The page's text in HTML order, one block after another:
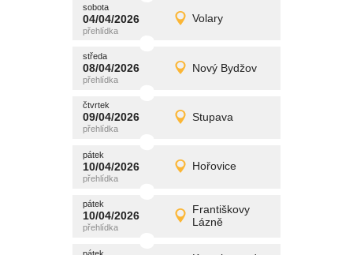
sobota
04/04/2026 Volary
sobota
04/04/2026 Detail
promítání
středa
08/04/2026 Nový Bydžov
středa
08/04/2026 Detail
promítání
čtvrtek
09/04/2026 Stupava
čtvrtek
09/04/2026 Detail
promítání
pátek
10/04/2026 Hořovice
pátek
10/04/2026 Detail
promítání
pátek
10/04/2026
Františkovy
Lázně
pátek
10/04/2026 Detail
promítání